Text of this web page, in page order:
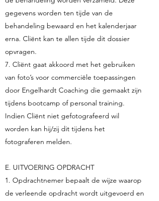
gegevens worden ten tijde van de
behandeling bewaard en het kalenderjaar
erna. Cliënt kan te allen tijde dit dossier
opvragen.
7. Cliënt gaat akkoord met het gebruiken
van foto’s voor commerciële toepassingen
door Engelhardt Coaching die gemaakt zijn
tijdens bootcamp of personal training.
Indien Cliënt niet gefotografeerd wil
worden kan hij/zij dit tijdens het
fotograferen melden.
E. UITVOERING OPDRACHT
1. Opdrachtnemer bepaalt de wijze waarop
de verleende opdracht wordt uitgevoerd en